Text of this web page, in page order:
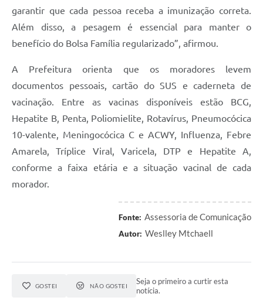
garantir que cada pessoa receba a imunização correta.
Além disso, a pesagem é essencial para manter o
benefício do Bolsa Família regularizado”, afirmou.
A Prefeitura orienta que os moradores levem
documentos pessoais, cartão do SUS e caderneta de
vacinação. Entre as vacinas disponíveis estão BCG,
Hepatite B, Penta, Poliomielite, Rotavírus, Pneumocócica
10-valente, Meningocócica C e ACWY, Influenza, Febre
Amarela, Tríplice Viral, Varicela, DTP e Hepatite A,
conforme a faixa etária e a situação vacinal de cada
morador.
Fonte: Assessoria de Comunicação
Autor: Weslley Mtchaell
GOSTEI NÃO GOSTEI
Seja o primeiro a curtir esta
notícia.